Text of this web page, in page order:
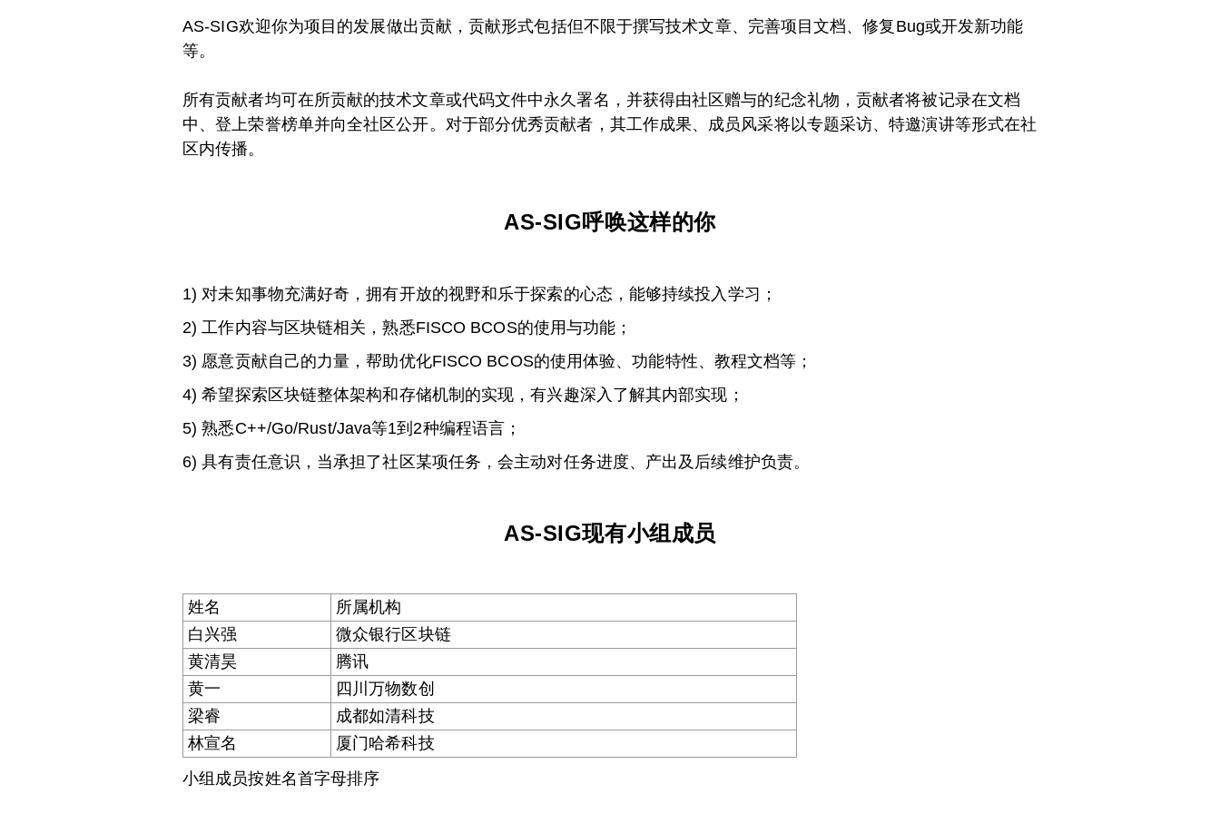
AS-SIG欢迎你为项目的发展做出贡献，贡献形式包括但不限于撰写技术文章、完善项目文档、修复Bug或开发新功能
等。
所有贡献者均可在所贡献的技术文章或代码文件中永久署名，并获得由社区赠与的纪念礼物，贡献者将被记录在文档
中、登上荣誉榜单并向全社区公开。对于部分优秀贡献者，其工作成果、成员风采将以专题采访、特邀演讲等形式在社
区内传播。
AS-SIG呼唤这样的你
1) 对未知事物充满好奇，拥有开放的视野和乐于探索的心态，能够持续投入学习；
2) 工作内容与区块链相关，熟悉FISCO BCOS的使用与功能；
3) 愿意贡献自己的力量，帮助优化FISCO BCOS的使用体验、功能特性、教程文档等；
4) 希望探索区块链整体架构和存储机制的实现，有兴趣深入了解其内部实现；
5) 熟悉C++/Go/Rust/Java等1到2种编程语言；
6) 具有责任意识，当承担了社区某项任务，会主动对任务进度、产出及后续维护负责。
AS-SIG现有小组成员
姓名
所属机构
白兴强
微众银行区块链
黄清昊
腾讯
黄一
四川万物数创
梁睿
成都如清科技
林宣名
厦门哈希科技
小组成员按姓名首字母排序